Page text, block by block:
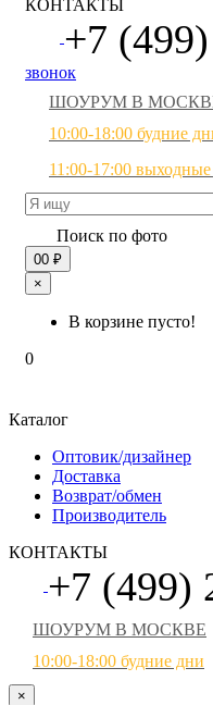
КОНТАКТЫ
+7
звонок
ШОУРУМ В
10:00-18:00 будние
11:00-17:00
Поиск по фото
00 ₽
×
В корзине пусто!
0
Каталог
Оптовик/дизайнер
Доставка
Возврат/обмен
Производитель
КОНТАКТЫ
+7 (499)
ШОУРУМ В МОСКВЕ
10:00-18:00 будние дни
×